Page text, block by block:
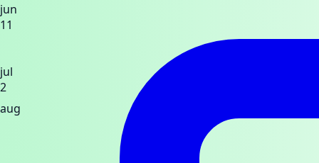
jun
11
jul
2
aug